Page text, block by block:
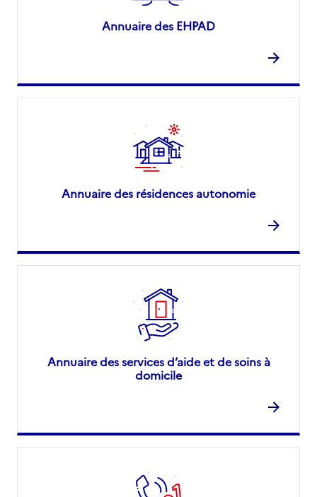
Annuaire des EHPAD
Annuaire des résidences autonomie
Annuaire des services d’aide et de soins à
domicile